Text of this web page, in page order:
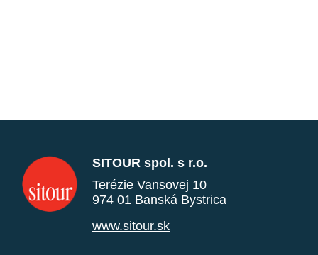
SITOUR spol. s r.o.
Terézie Vansovej 10
974 01 Banská Bystrica
www.sitour.sk